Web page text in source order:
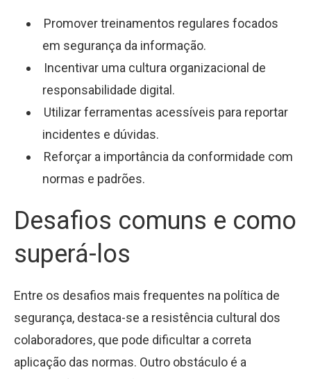
Promover treinamentos regulares focados
em segurança da informação.
Incentivar uma cultura organizacional de
responsabilidade digital.
Utilizar ferramentas acessíveis para reportar
incidentes e dúvidas.
Reforçar a importância da conformidade com
normas e padrões.
Desafios comuns e como
superá-los
Entre os desafios mais frequentes na política de
segurança, destaca-se a resistência cultural dos
colaboradores, que pode dificultar a correta
aplicação das normas. Outro obstáculo é a